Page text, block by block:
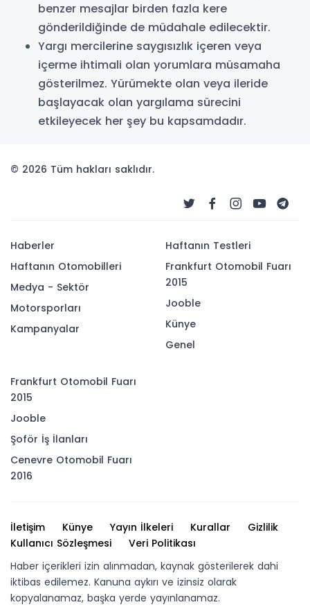
benzer mesajlar birden fazla kere
gönderildiğinde de müdahale edilecektir.
Yargı mercilerine saygısızlık içeren veya
içerme ihtimali olan yorumlara müsamaha
gösterilmez. Yürümekte olan veya ileride
başlayacak olan yargılama sürecini
etkileyecek her şey bu kapsamdadır.
© 2026 Tüm hakları saklıdır.
Haberler
Haftanın Otomobilleri
Medya - Sektör
Motorsporları
Kampanyalar
Haftanın Testleri
Frankfurt Otomobil Fuarı
2015
Jooble
Künye
Genel
Frankfurt Otomobil Fuarı
2015
Jooble
Şoför İş İlanları
Cenevre Otomobil Fuarı
2016
İletişim Künye Yayın İlkeleri Kurallar
Gizlilik
Kullanıcı Sözleşmesi
Veri Politikası
Haber içerikleri izin alınmadan, kaynak gösterilerek dahi
iktibas edilemez. Kanuna aykırı ve izinsiz olarak
kopyalanamaz, başka yerde yayınlanamaz.